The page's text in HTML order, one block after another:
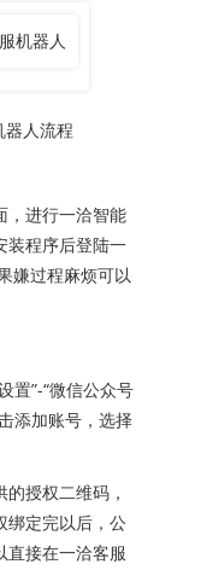
人流程
进行一洽智能
装程序后登陆一
嫌过程麻烦可以
”-“微信公众号
添加账号，选择
授权二维码，
绑定完以后，公
直接在一洽客服